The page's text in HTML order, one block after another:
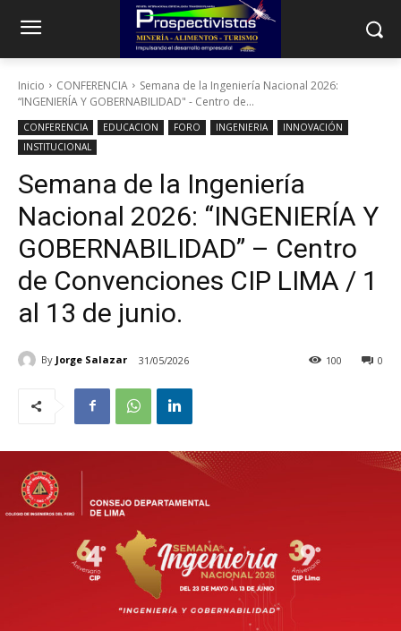
Inicio CONFERENCIA
Semana de la Ingeniería Nacional 2026:
“INGENIERÍA Y GOBERNABILIDAD" - Centro de...
CONFERENCIA EDUCACION FORO INGENIERIA
INNOVACIÓN
INSTITUCIONAL
Semana de la Ingeniería
Nacional 2026: “INGENIERÍA Y
GOBERNABILIDAD” – Centro
de Convenciones CIP LIMA / 1
al 13 de junio.
By Jorge Salazar 31/05/2026 0
100